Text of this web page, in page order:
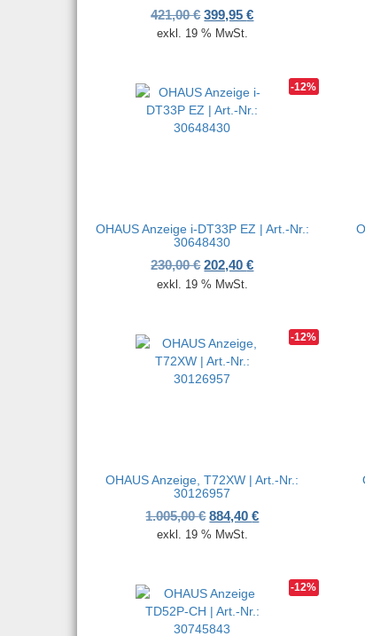
421,00€ Ursprünglicher Preis war:
399,95€Aktueller Preis
exkl. 19 % MwSt.
-12%
OHAUS Anzeige i-DT33P EZ | Art.-Nr.:
30648430
230,00€ Ursprünglicher Preis war:
202,40€Aktueller Preis
exkl. 19 % MwSt.
-12%
OHAUS Anzeige, T72XW | Art.-Nr.:
30126957
1.005,00€ Ursprünglicher Preis
884,40€Aktueller Preis
exkl. 19 % MwSt.
-12%